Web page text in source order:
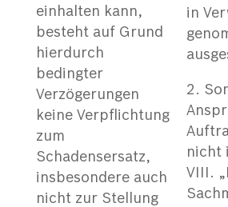
einhalten kann,
besteht auf Grund
hierdurch
bedingter
Verzögerungen
keine Verpflichtung
zum
Schadensersatz,
insbesondere auch
nicht zur Stellung
in
nicht
VIII.